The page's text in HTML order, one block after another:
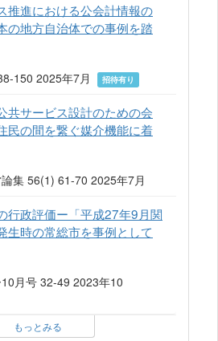
推進における公会計情報の
の地方自治体での事例を踏
150 2025年7月
招待有り
共サービス設計のための会
民の間を繋ぐ媒介機能に着
集 56(1) 61-70 2025年7月
行政評価ー「平成27年9月関
生時の常総市を事例として
月号 32-49 2023年10
もっとみる